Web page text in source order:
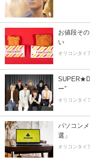
お値段そ
い
オリコンタイ
ー”
オリコンタイ
パソコン
選」
オリコンタイ